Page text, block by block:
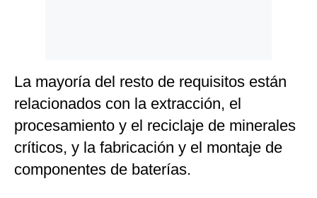
La mayoría del resto de requisitos están
relacionados con la extracción, el
procesamiento y el reciclaje de minerales
críticos, y la fabricación y el montaje de
componentes de baterías.